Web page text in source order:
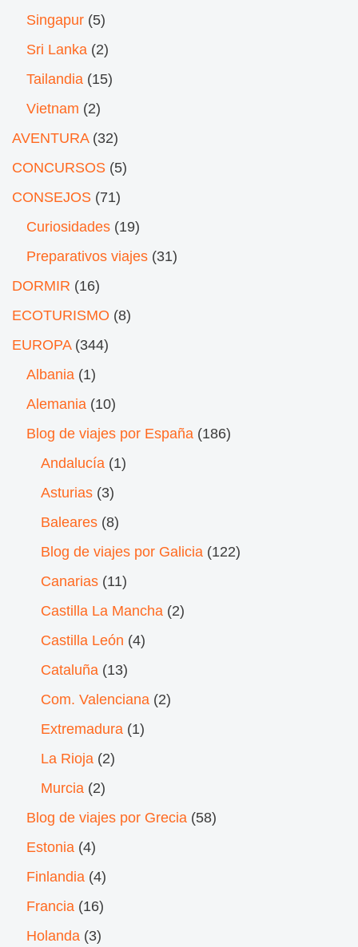
Singapur (5)
Sri Lanka (2)
Tailandia (15)
Vietnam (2)
AVENTURA(32)
CONCURSOS (5)
CONSEJOS (71)
Curiosidades (19)
Preparativos viajes (31)
DORMIR (16)
ECOTURISMO (8)
EUROPA(344)
Albania (1)
Alemania (10)
Blog de viajes por España (186)
Andalucía (1)
Asturias (3)
Baleares (8)
Blog de viajes por Galicia (122)
Canarias (11)
Castilla La Mancha (2)
Castilla León (4)
Cataluña (13)
Com. Valenciana (2)
Extremadura (1)
La Rioja (2)
Murcia (2)
Blog de viajes por Grecia (58)
Estonia (4)
Finlandia (4)
Francia (16)
Holanda (3)